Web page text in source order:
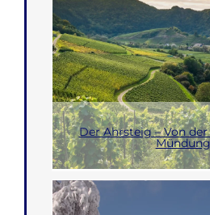
Der Ahrsteig – Von
Mündung